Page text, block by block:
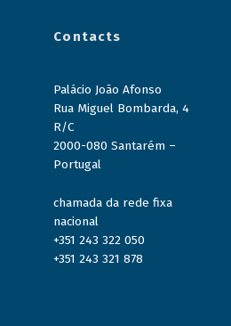
Contacts
Palácio João Afonso
Rua Miguel Bombarda, 4
R/C
2000-080 Santarém –
Portugal
chamada da rede fixa
nacional
+351 243 322 050
+351 243 321 878